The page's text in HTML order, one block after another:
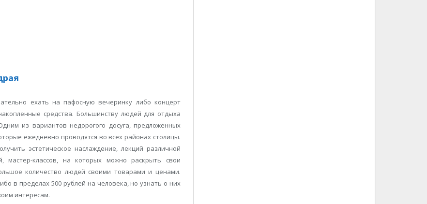
ехать на пафосную вечеринку либо концерт
средства. Большинству людей для отдыха
из вариантов недорогого досуга, предложенных
ежедневно проводятся во всех районах столицы.
эстетическое наслаждение, лекций различной
мастер-классов, на которых можно раскрыть свои
количество людей своими товарами и ценами.
в пределах 500 рублей на человека, но узнать о них
интересам.